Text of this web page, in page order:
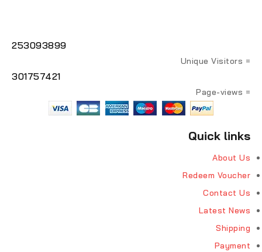
253093899
= Unique Visitors
301757421
= Page-views
Quick links
About Us
Redeem Voucher
Contact Us
Latest News
Shipping
Payment